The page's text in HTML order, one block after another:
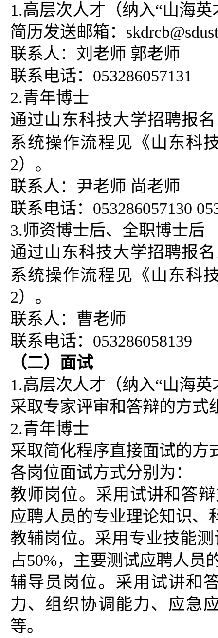
1.高层次人才（纳入“山海
简历发送邮箱：
联系人：刘老师 郭老师
联系电话：053286057131
2.青年博士
通过山东科技大学招聘报
系统操作流程见《山东科
2）。
联系人：尹老师 尚老师
联系电话：053286057130
3.师资博士后、全职博士后
通过山东科技大学招聘报
系统操作流程见《山东科
2）。
联系人：曹老师
联系电话：053286058139
（二）面试
1.高层次人才（纳入“山海
采取专家评审和答辩的方式
2.青年博士
采取简化程序直接面试的方
各岗位面试方式分别为：
教师岗位。采用试讲和答
应聘人员的专业理论知识、
教辅岗位。采用专业技能
占50%，主要测试应聘人员
辅导员岗位。采用试讲和
力、组织协调能力、应急
等。